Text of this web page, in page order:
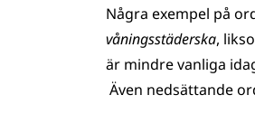
Några exempel på
våningsstäderska,
är mindre vanliga
Även nedsättande